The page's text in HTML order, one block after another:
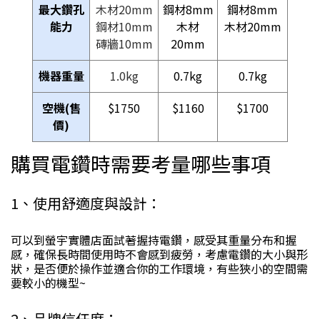
最大鑽孔
能力
木材20mm
鋼材10mm
磚牆10mm
鋼材8mm
木材
20mm
鋼材8mm
木材20mm
機器重量 1.0kg 0.7kg
0.7kg
空機(售
價)
$1750 $1160 $1700
購買電鑽時需要考量哪些事項
1、使用舒適度與設計：
可以到螢宇實體店面試著握持電鑽，感受其重量分布和握
感，確保長時間使用時不會感到疲勞，考慮電鑽的大小與形
狀，是否便於操作並適合你的工作環境，有些狹小的空間需
要較小的機型~